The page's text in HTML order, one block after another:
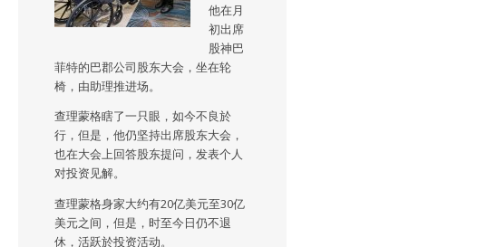
他在月
初出席
股神巴
菲特的巴郡公司股东大会，坐在轮
椅，由助理推进场。
查理蒙格瞎了一只眼，如今不良於
行，但是，他仍坚持出席股东大会，
也在大会上回答股东提问，发表个人
对投资见解。
查理蒙格身家大约有20亿美元至30亿
美元之间，但是，时至今日仍不退
休，活跃於投资活动。